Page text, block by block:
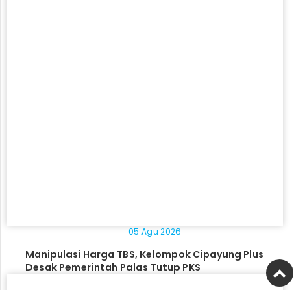
05 Agu 2026
Manipulasi Harga TBS, Kelompok Cipayung Plus
Desak Pemerintah Palas Tutup PKS